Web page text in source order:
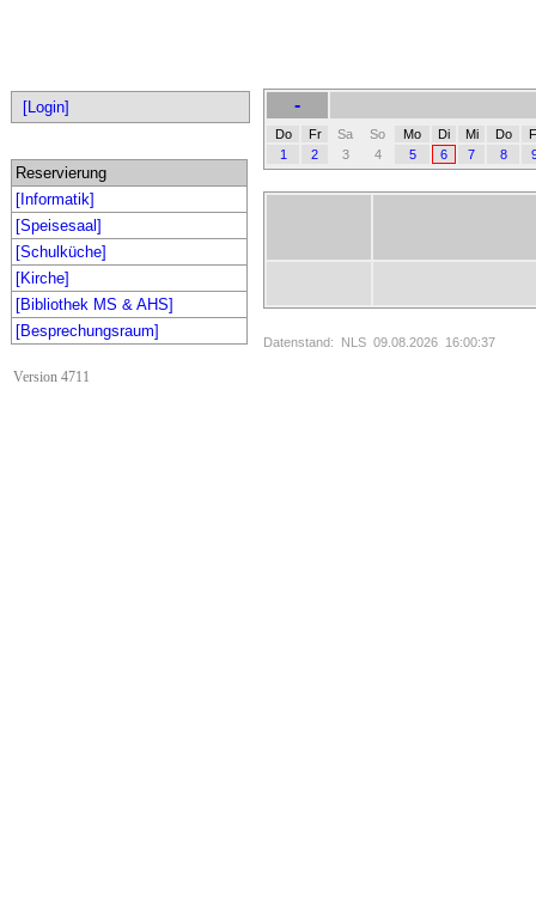
[Login]
Reservierung
[Informatik]
[Speisesaal]
[Schulküche]
[Kirche]
[Bibliothek MS & AHS]
[Besprechungsraum]
Version 4711
-
Do Fr Sa So Mo Di Mi Do
1
2 3 4 5 6 7 8
Datenstand: NLS 09.08.2026 16:00:37